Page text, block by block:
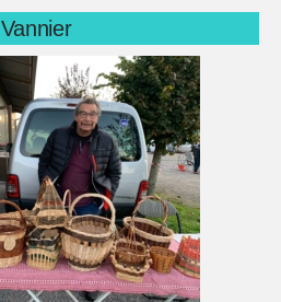
Vannier